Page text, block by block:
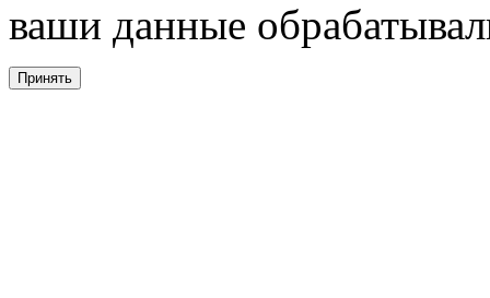
ваши данные
Принять